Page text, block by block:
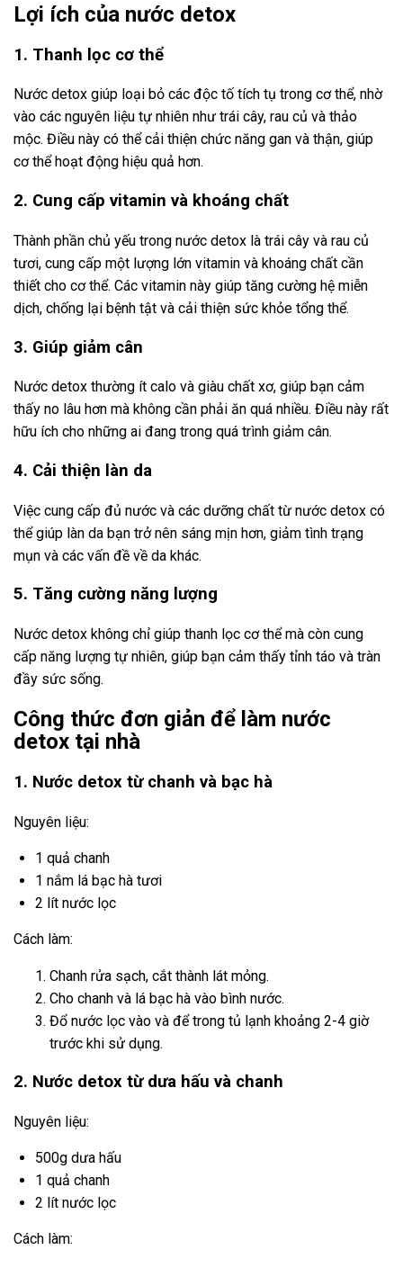
Lợi ích của nước detox
1. Thanh lọc cơ thể
Nước detox giúp loại bỏ các độc tố tích tụ trong cơ thể, nhờ
vào các nguyên liệu tự nhiên như trái cây, rau củ và thảo
mộc. Điều này có thể cải thiện chức năng gan và thận, giúp
cơ thể hoạt động hiệu quả hơn.
2. Cung cấp vitamin và khoáng chất
Thành phần chủ yếu trong nước detox là trái cây và rau củ
tươi, cung cấp một lượng lớn vitamin và khoáng chất cần
thiết cho cơ thể. Các vitamin này giúp tăng cường hệ miễn
dịch, chống lại bệnh tật và cải thiện sức khỏe tổng thể.
3. Giúp giảm cân
Nước detox thường ít calo và giàu chất xơ, giúp bạn cảm
thấy no lâu hơn mà không cần phải ăn quá nhiều. Điều này rất
hữu ích cho những ai đang trong quá trình giảm cân.
4. Cải thiện làn da
Việc cung cấp đủ nước và các dưỡng chất từ nước detox có
thể giúp làn da bạn trở nên sáng mịn hơn, giảm tình trạng
mụn và các vấn đề về da khác.
5. Tăng cường năng lượng
Nước detox không chỉ giúp thanh lọc cơ thể mà còn cung
cấp năng lượng tự nhiên, giúp bạn cảm thấy tỉnh táo và tràn
đầy sức sống.
Công thức đơn giản để làm nước
detox tại nhà
1. Nước detox từ chanh và bạc hà
Nguyên liệu:
1 quả chanh
1 nắm lá bạc hà tươi
2 lít nước lọc
Cách làm:
Chanh rửa sạch, cắt thành lát mỏng.
Cho chanh và lá bạc hà vào bình nước.
Đổ nước lọc vào và để trong tủ lạnh khoảng 2-4 giờ
trước khi sử dụng.
2. Nước detox từ dưa hấu và chanh
Nguyên liệu:
500g dưa hấu
1 quả chanh
2 lít nước lọc
Cách làm: